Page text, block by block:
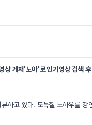
상 게재'노아'로 인기영상 검색
하고 있다. 도둑질 노하우를 강